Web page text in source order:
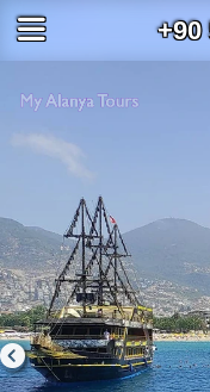
+90